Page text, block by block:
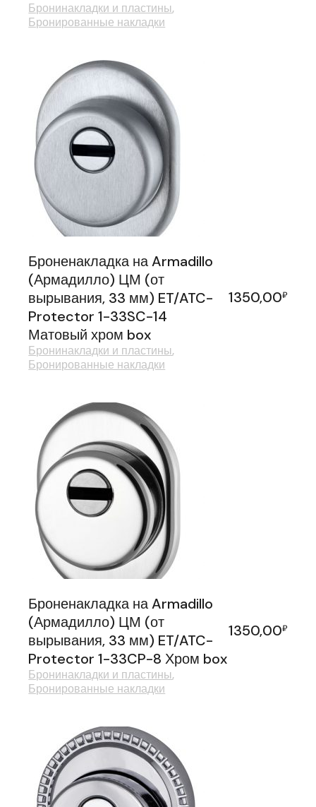
Бронинакладки и пластины
Бронированные накладки
Броненакладка на Armadillo
(Армадилло) ЦМ (от
вырывания, 33 мм) ET/ATC-
Protector 1-33SC-14
Матовый хром box
1350,00₽
Бронинакладки и пластины
Бронированные накладки
Броненакладка на Armadillo
(Армадилло) ЦМ (от
вырывания, 33 мм) ET/ATC-
Protector 1-33CP-8 Хром box
1350,00₽
Бронинакладки и пластины
Бронированные накладки